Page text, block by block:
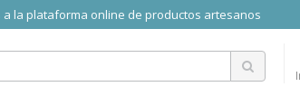
a la plataforma online de productos artesanos